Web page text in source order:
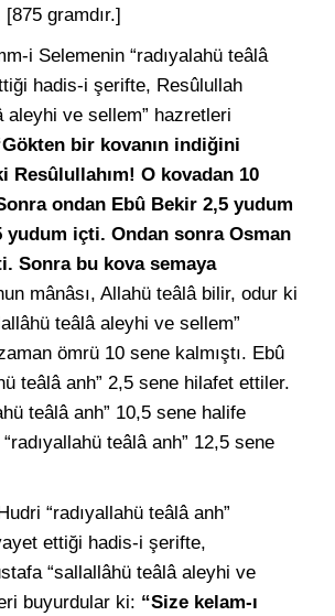
gramdır.]
i Selemenin “radıyalahü teâlâ
hadis-i şerifte, Resûlullah
aleyhi ve sellem” hazretleri
bir kovanın indiğini
Resûlullahım! O kovadan 10
ondan Ebû Bekir 2,5 yudum
yudum içti. Ondan sonra Osman
Sonra bu kova semaya
mânâsı, Allahü teâlâ bilir, odur ki
teâlâ aleyhi ve sellem”
ömrü 10 sene kalmıştı. Ebû
teâlâ anh” 2,5 sene hilafet ettiler.
teâlâ anh” 10,5 sene halife
teâlâ anh” 12,5 sene
“radıyallahü teâlâ anh”
ettiği hadis-i şerifte,
“sallallâhü teâlâ aleyhi ve
buyurdular ki: “Size kelam-ı